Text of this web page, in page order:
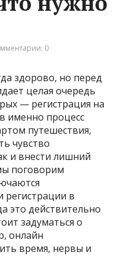
0
здорово, но перед
целая очередь
— регистрация на
именно процесс
путешествия,
чувство
и внести лишний
поговорим
регистрации в
это действительно
задуматься о
онлайн
время, нервы и